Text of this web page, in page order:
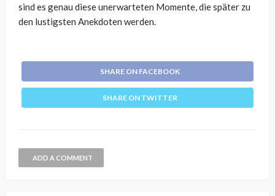
sind es genau diese unerwarteten Momente, die später zu
den lustigsten Anekdoten werden.
SHARE ON FACEBOOK
SHARE ON TWITTER
ADD A COMMENT